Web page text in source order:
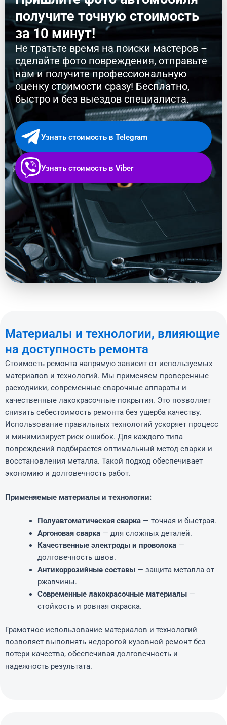
получите точную стоимость
за 10 минут!
Не тратьте время на поиски мастеров –
сделайте фото повреждения, отправьте
нам и получите профессиональную
оценку стоимости сразу! Бесплатно,
быстро и без выездов специалиста.
Узнать стоимость в Telegram
Узнать стоимость в Viber
Материалы и технологии, влияющие
на доступность ремонта
Стоимость ремонта напрямую зависит от используемых
материалов и технологий. Мы применяем проверенные
расходники, современные сварочные аппараты и
качественные лакокрасочные покрытия. Это позволяет
снизить себестоимость ремонта без ущерба качеству.
Использование правильных технологий ускоряет процесс
и минимизирует риск ошибок. Для каждого типа
повреждений подбирается оптимальный метод сварки и
восстановления металла. Такой подход обеспечивает
экономию и долговечность работ.
Применяемые материалы и технологии:
Полуавтоматическая сварка— точная и быстрая.
Аргоновая сварка— для сложных деталей.
Качественные электроды и проволока—
долговечность швов.
Антикоррозийные составы— защита металла от
ржавчины.
Современные лакокрасочные материалы—
стойкость и ровная окраска.
Грамотное использование материалов и технологий
позволяет выполнять недорогой кузовной ремонт без
потери качества, обеспечивая долговечность и
надежность результата.